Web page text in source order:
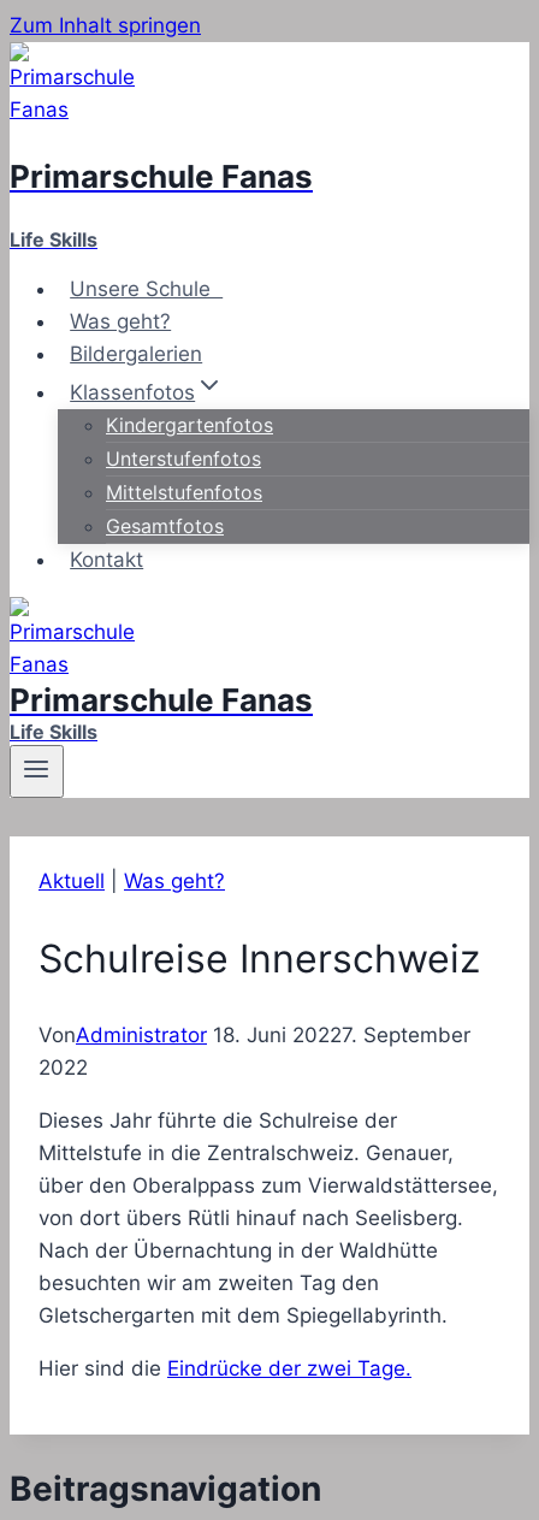
Zum Inhalt springen
Primarschule Fanas
Life Skills
Unsere Schule
Was geht?
Bildergalerien
Klassenfotos
Kindergartenfotos
Unterstufenfotos
Mittelstufenfotos
Gesamtfotos
Kontakt
Primarschule Fanas
Life Skills
Aktuell Was geht?
Schulreise Innerschweiz
VonAdministrator 18. Juni 20227. September
2022
Dieses Jahr führte die Schulreise der
Mittelstufe in die Zentralschweiz. Genauer,
über den Oberalppass zum Vierwaldstättersee,
von dort übers Rütli hinauf nach Seelisberg.
Nach der Übernachtung in der Waldhütte
besuchten wir am zweiten Tag den
Gletschergarten mit dem Spiegellabyrinth.
Hier sind die Eindrücke der zwei Tage.
Beitragsnavigation